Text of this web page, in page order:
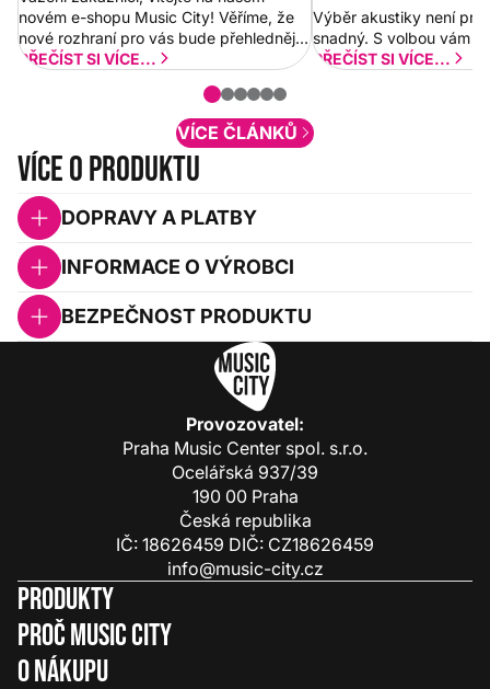
novém e-shopu Music City! Věříme, že
nové rozhraní pro vás bude přehlednější
a rychlejší. Postupně budeme přidávat
PŘEČÍST SI VÍCE...
Výběr akustiky není pro
snadný. S volbou vám
PŘEČÍST SI VÍCE...
VÍCE ČLÁNKŮ
Více o produktu
DOPRAVY A PLATBY
INFORMACE O VÝROBCI
BEZPEČNOST PRODUKTU
Provozovatel:
Praha Music Center spol. s.r.o.
Ocelářská 937/39
190 00 Praha
Česká republika
IČ: 18626459 DIČ: CZ18626459
info@music-city.cz
Produkty
Proč Music City
O nákupu